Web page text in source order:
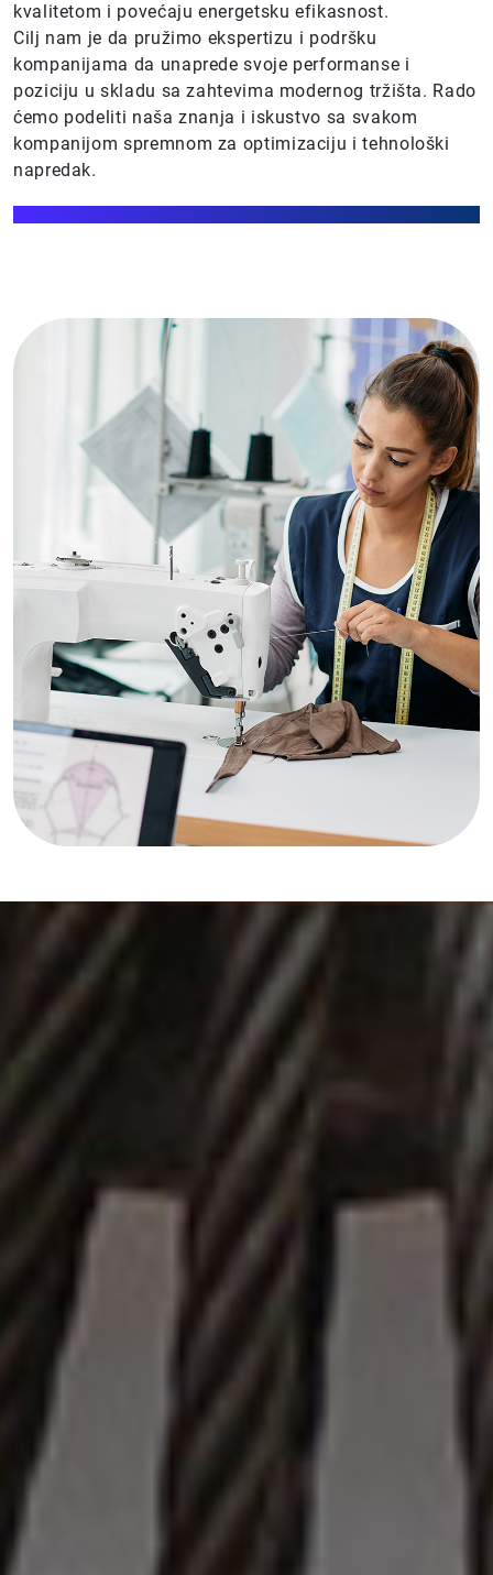
kvalitetom i povećaju energetsku efikasnost.
Cilj nam je da pružimo ekspertizu i podršku
kompanijama da unaprede svoje performanse i
poziciju u skladu sa zahtevima modernog tržišta. Rado
ćemo podeliti naša znanja i iskustvo sa svakom
kompanijom spremnom za optimizaciju i tehnološki
napredak.